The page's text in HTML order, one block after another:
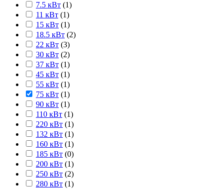
7.5 кВт (1)
11 кВт (1)
15 кВт (1)
18.5 кВт (2)
22 кВт (3)
30 кВт (2)
37 кВт (1)
45 кВт (1)
55 кВт (1)
75 кВт (1)
90 кВт (1)
110 кВт (1)
220 кВт (1)
132 кВт (1)
160 кВт (1)
185 кВт (0)
200 кВт (1)
250 кВт (2)
280 кВт (1)